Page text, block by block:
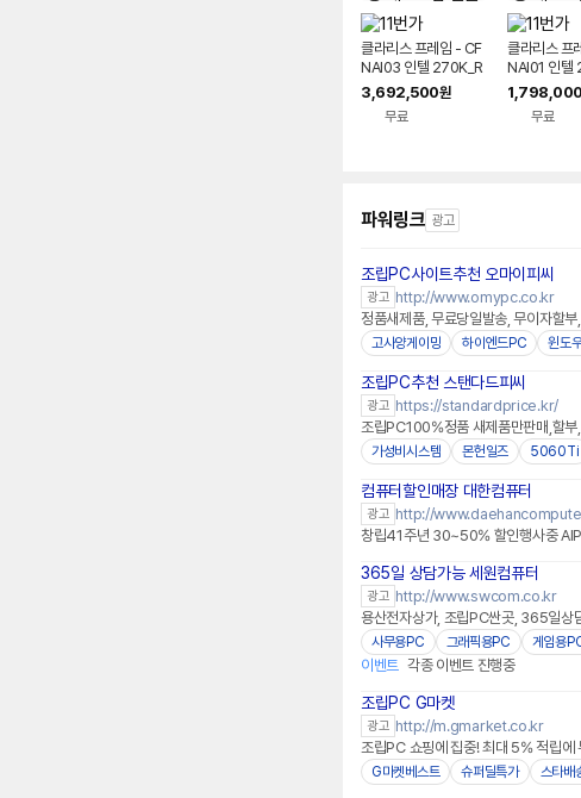
클라리스 프레임 - CF
NAI03 인텔 270K_R
TX 5070_RAM 32
G_SSD 1TB AI PC
딥러닝 데스크탑 완본
3,692,500원
무료
클라리스 프
NAI01 인텔
장
SSD 1TB AI
용 데스크탑
1,798,000
무료
파워링크 광고
조립PC사이트추천 오마이피씨
광고 http://www.omypc.co.kr
정품새제품, 무료당일발송, 무이자할
고사양게이밍 하이엔드PC 윈도
조립PC추천 스탠다드피씨
광고 https://standardprice.kr/
조립PC100%정품 새제품만판매,할
가성비시스템 몬헌일즈 5060Ti
컴퓨터할인매장 대한컴퓨터
광고 http://
창립41주년 30~50% 할인행사중
365일 상담가능 세원컴퓨터
광고 http://www.swcom.co.kr
용산전자상가, 조립PC싼곳, 365일상
사무용PC 그래픽용PC 게임용
이벤트 각종 이벤트 진행중
조립PC G마켓
광고 http://m.gmarket.co.kr
조립PC 쇼핑에 집중! 최대 5% 적립에
G마켓베스트 슈퍼딜특가 스타배